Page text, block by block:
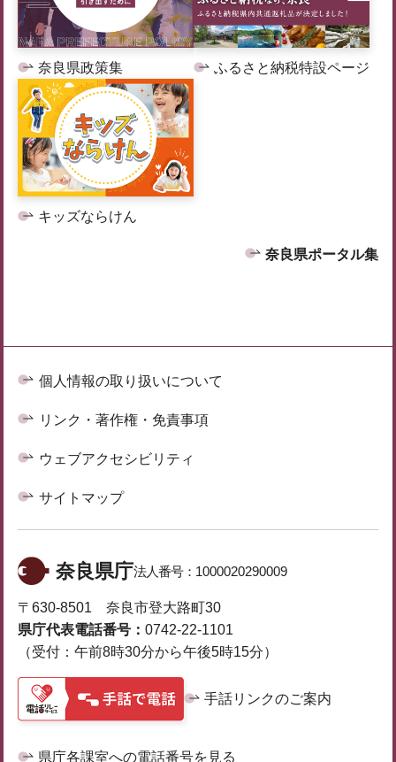
奈良県政策集 ふるさと納税特設ページ
キッズならけん
奈良県ポータル集
個人情報の取り扱いについて
リンク・著作権・免責事項
ウェブアクセシビリティ
サイトマップ
奈良県庁法人番号： 1000020290009
〒630-8501 奈良市登大路町30
県庁代表電話番号： 0742-22-1101
（受付：午前8時30分から午後5時15分）
手話リンクのご案内
県庁各課室への電話番号を見る